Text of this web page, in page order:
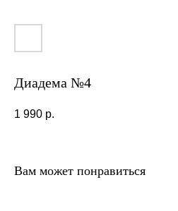
Диадема №4
1 990 р.
Вам может понравиться